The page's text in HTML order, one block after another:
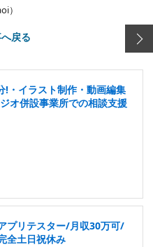
）
戻る
!・イラスト制作・動画編集
オ併設事業所での相談支援
プリテスター/月収30万可/
全土日祝休み